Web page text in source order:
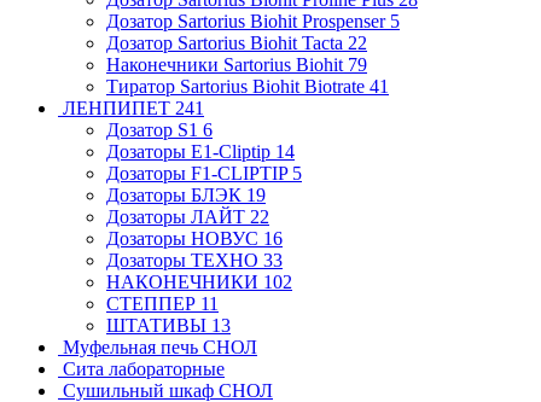
Дозатор Sartorius Biohit Prospenser 5
Дозатор Sartorius Biohit Tacta 22
Наконечники Sartorius Biohit 79
Тиратор Sartorius Biohit Biotrate 41
ЛЕНПИПЕТ 241
Дозатор S1 6
Дозаторы E1-Cliptip 14
Дозаторы F1-CLIPTIP 5
Дозаторы БЛЭК 19
Дозаторы ЛАЙТ 22
Дозаторы НОВУС 16
Дозаторы ТЕХНО 33
НАКОНЕЧНИКИ 102
СТЕППЕР 11
ШТАТИВЫ 13
Муфельная печь СНОЛ
Сита лабораторные
Сушильный шкаф СНОЛ